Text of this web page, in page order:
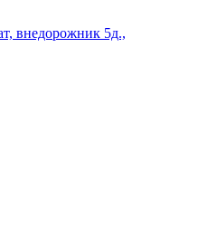
внедорожник 5д.,